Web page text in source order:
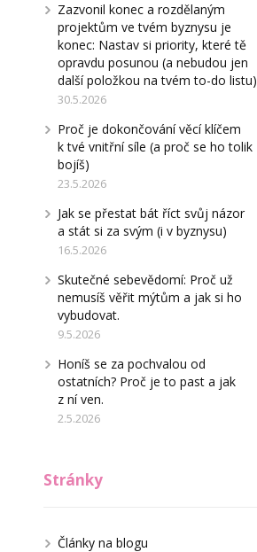
Zazvonil konec a rozdělaným
projektům ve tvém byznysu je
konec: Nastav si priority, které tě
opravdu posunou (a nebudou jen
další položkou na tvém to-do listu)
30.5.2026
Proč je dokončování věcí klíčem
k tvé vnitřní síle (a proč se ho tolik
bojíš)
23.5.2026
Jak se přestat bát říct svůj názor
a stát si za svým (i v byznysu)
16.5.2026
Skutečné sebevědomí: Proč už
nemusíš věřit mýtům a jak si ho
vybudovat.
9.5.2026
Honíš se za pochvalou od
ostatních? Proč je to past a jak
z ní ven.
2.5.2026
Stránky
Články na blogu